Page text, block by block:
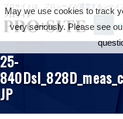
プロサイトは、プロシードが運営するシーメ
25-
JP
May we use cookies to track
very seriously. Please see